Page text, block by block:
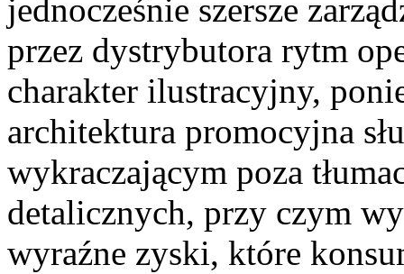
jednocześnie szersze
przez dystrybutora rytm
charakter ilustracyjny,
architektura promocyjna
wykraczającym poza
detalicznych, przy czym
wyraźne zyski, które